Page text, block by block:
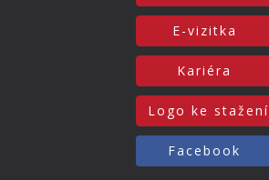
E-vizitka
Kariéra
Logo ke stažení
Facebook